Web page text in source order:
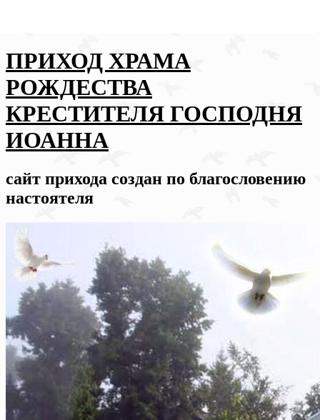
ПРИХОД ХРАМА
РОЖДЕСТВА
КРЕСТИТЕЛЯ ГОСПОДНЯ
ИОАННА
сайт прихода создан по благословению
настоятеля